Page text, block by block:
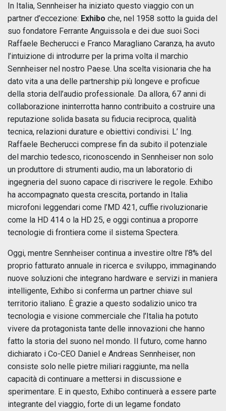
In Italia, Sennheiser ha iniziato questo viaggio con un
partner d’eccezione: Exhibo che, nel 1958 sotto la guida del
suo fondatore Ferrante Anguissola e dei due suoi Soci
Raffaele Becherucci e Franco Maragliano Caranza, ha avuto
l’intuizione di introdurre per la prima volta il marchio
Sennheiser nel nostro Paese. Una scelta visionaria che ha
dato vita a una delle partnership più longeve e proficue
della storia dell’audio professionale. Da allora, 67 anni di
collaborazione ininterrotta hanno contribuito a costruire una
reputazione solida basata su fiducia reciproca, qualità
tecnica, relazioni durature e obiettivi condivisi. L’ Ing.
Raffaele Becherucci comprese fin da subito il potenziale
del marchio tedesco, riconoscendo in Sennheiser non solo
un produttore di strumenti audio, ma un laboratorio di
ingegneria del suono capace di riscrivere le regole. Exhibo
ha accompagnato questa crescita, portando in Italia
microfoni leggendari come l’MD 421, cuffie rivoluzionarie
come la HD 414 o la HD 25, e oggi continua a proporre
tecnologie di frontiera come il sistema Spectera.
Oggi, mentre Sennheiser continua a investire oltre l’8% del
proprio fatturato annuale in ricerca e sviluppo, immaginando
nuove soluzioni che integrano hardware e servizi in maniera
intelligente, Exhibo si conferma un partner chiave sul
territorio italiano. È grazie a questo sodalizio unico tra
tecnologia e visione commerciale che l’Italia ha potuto
vivere da protagonista tante delle innovazioni che hanno
fatto la storia del suono nel mondo. Il futuro, come hanno
dichiarato i Co-CEO Daniel e Andreas Sennheiser, non
consiste solo nelle pietre miliari raggiunte, ma nella
capacità di continuare a mettersi in discussione e
sperimentare. E in questo, Exhibo continuerà a essere parte
integrante del viaggio, forte di un legame fondato